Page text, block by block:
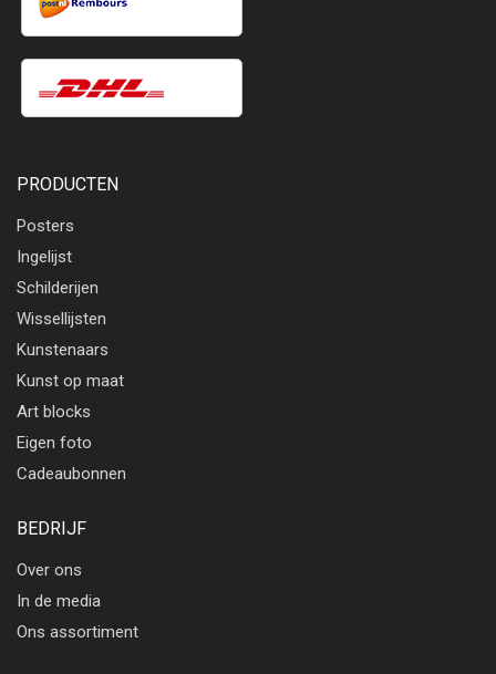
PRODUCTEN
Posters
Ingelijst
Schilderijen
Wissellijsten
Kunstenaars
Kunst op maat
Art blocks
Eigen foto
Cadeaubonnen
BEDRIJF
Over ons
In de media
Ons assortiment